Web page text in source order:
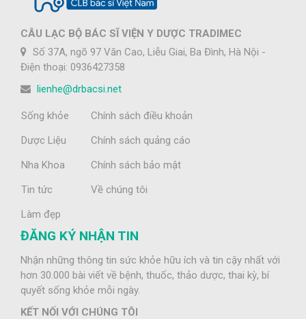
CÂU LẠC BỘ BÁC SĨ VIỆN Y DƯỢC TRADIMEC
Số 37A, ngõ 97 Văn Cao, Liễu Giai, Ba Đình, Hà Nội -
Điện thoại: 0936427358
lienhe@drbacsi.net
Sống khỏe
Dược Liệu
Nha Khoa
Tin tức
Làm đẹp
Chính sách điều khoản
Chính sách quảng cáo
Chính sách bảo mật
Về chúng tôi
ĐĂNG KÝ NHẬN TIN
Nhận những thông tin sức khỏe hữu ích và tin cậy nhất với
hơn 30.000 bài viết về bệnh, thuốc, thảo dược, thai kỳ, bí
quyết sống khỏe mỗi ngày.
KẾT NỐI VỚI CHÚNG TÔI